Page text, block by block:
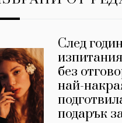
След
без
най-
подарък